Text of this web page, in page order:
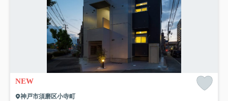
NEW
神戸市須磨区小寺町